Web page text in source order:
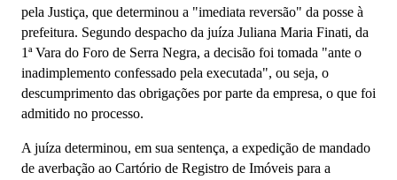
pela Justiça, que determinou a "imediata reversão" da posse à
prefeitura. Segundo despacho da juíza Juliana Maria Finati, da
1ª Vara do Foro de Serra Negra, a decisão foi tomada "ante o
inadimplemento confessado pela executada", ou seja, o
descumprimento das obrigações por parte da empresa, o que foi
admitido no processo.
A juíza determinou, em sua sentença, a expedição de mandado
de averbação ao Cartório de Registro de Imóveis para a